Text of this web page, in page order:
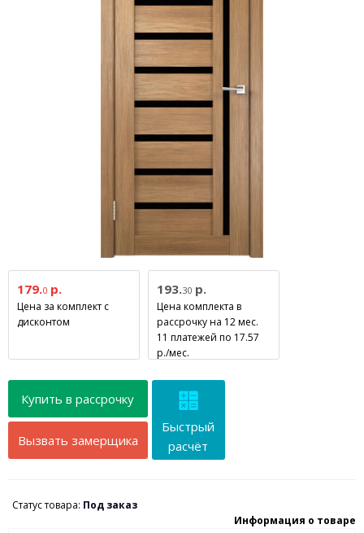
179.0р.
Цена за комплект с
дисконтом
193.30р.
Цена комплекта в
рассрочку на 12 мес.
11 платежей по 17.57
р./мес.
Купить в рассрочку
Вызвать замерщика
Быстрый
расчёт
Статус товара: Под заказ
Информация о товаре